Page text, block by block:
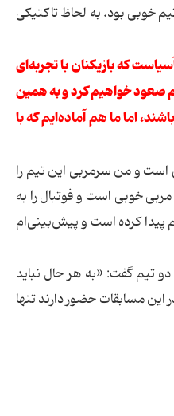
البته بحرین تیم خوبی بود. به لحاظ تاكتیكی
كه بازیكنان با تجربه‌ای
صعود خواهیم كرد و به همین
اما ما هم آماده‌ایم كه با
است و من سرمربی این تیم را
خوبی است و فوتبال را به
پیدا كرده است و پیش‌بینی‌ام
تیم گفت: «به هر حال نباید
مسابقات حضور دارند تنها